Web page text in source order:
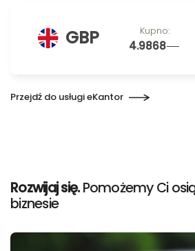
GBP Kupno:
4.9868
Przejdź do usługi eKantor
Rozwijaj się.Pomożemy Ci
biznesie